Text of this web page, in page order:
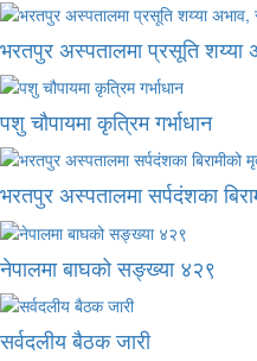
भरतपुर अस्पतालमा प्रसूति शय्या
पशु चौपायमा कृत्रिम गर्भाधान
भरतपुर अस्पतालमा सर्पदंशका
नेपालमा बाघको सङ्ख्या ४२९
सर्वदलीय बैठक जारी